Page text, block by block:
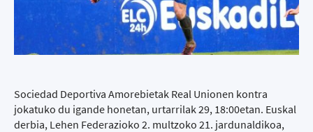
Sociedad Deportiva Amorebietak Real Unionen kontra
jokatuko du igande honetan, urtarrilak 29, 18:00etan. Euskal
derbia, Lehen Federazioko 2. multzoko 21. jardunaldikoa,